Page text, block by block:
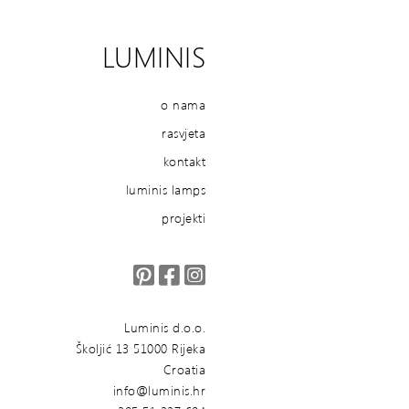
LUMINIS
o nama
rasvjeta
kontakt
luminis lamps
projekti
Luminis d.o.o.
Školjić 13 51000 Rijeka
Croatia
info@luminis.hr